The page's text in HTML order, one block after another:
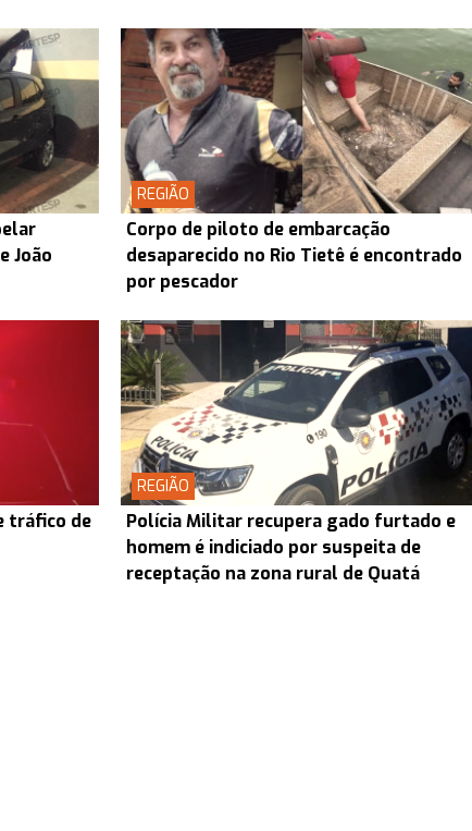
João
REGIÃO
Corpo de piloto de embarcação
desaparecido no Rio Tietê é encontrado
por pescador
tráfico de
REGIÃO
Polícia Militar recupera gado furtado e
homem é indiciado por suspeita de
receptação na zona rural de Quatá